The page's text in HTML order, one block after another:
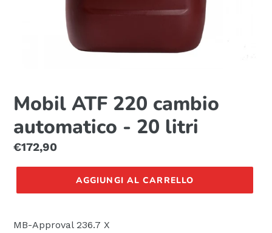
Mobil ATF 220 cambio
automatico - 20 litri
Prezzo
di
€172,90
AGGIUNGI AL CARRELLO
MB-Approval 236.7 X